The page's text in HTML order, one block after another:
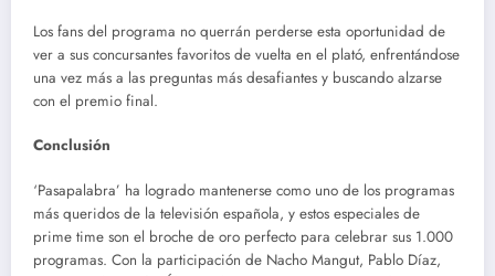
Los fans del programa no querrán perderse esta oportunidad de
ver a sus concursantes favoritos de vuelta en el plató, enfrentándose
una vez más a las preguntas más desafiantes y buscando alzarse
con el premio final.
Conclusión
‘Pasapalabra’ ha logrado mantenerse como uno de los programas
más queridos de la televisión española, y estos especiales de
prime time son el broche de oro perfecto para celebrar sus 1.000
programas. Con la participación de Nacho Mangut, Pablo Díaz,